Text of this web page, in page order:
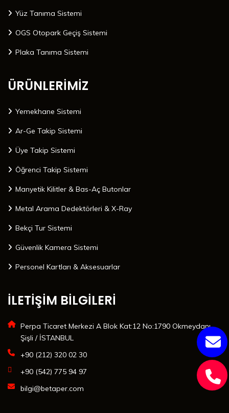
Yüz Tanıma Sistemi
OGS Otopark Geçiş Sistemi
Plaka Tanıma Sistemi
ÜRÜNLERİMİZ
Yemekhane Sistemi
Ar-Ge Takip Sistemi
Üye Takip Sistemi
Öğrenci Takip Sistemi
Manyetik Kilitler & Bas-Aç Butonlar
Metal Arama Dedektörleri & X-Ray
Bekçi Tur Sistemi
Güvenlik Kamera Sistemi
Personel Kartları & Aksesuarlar
İLETİŞİM BİLGİLERİ
Perpa Ticaret Merkezi A Blok Kat:12 No:1790 Okmeydanı
Şişli / İSTANBUL
+90 (212) 320 02 30
+90 (542) 775 94 97
bilgi@betaper.com